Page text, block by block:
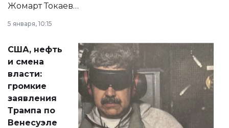
Жомарт Токаев
сразу несколько
актуальных тем —
от слухов о
политических
реформах до
вопросов армии,
экономики и
личного здоровья.
5 января, 10:15
США, нефть
и смена
власти:
громкие
заявления
Трампа по
Венесуэле